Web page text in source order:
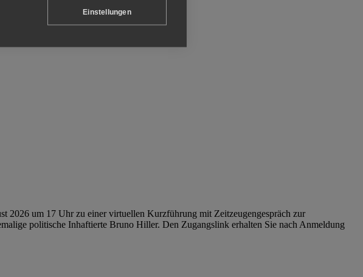
2026 um 17 Uhr zu einer virtuellen Kurzführung mit Zeitzeugengespräch zur
politische Inhaftierte Bruno Hiller. Den Zugangslink erhalten Sie nach Anmeldung
Einstellungen